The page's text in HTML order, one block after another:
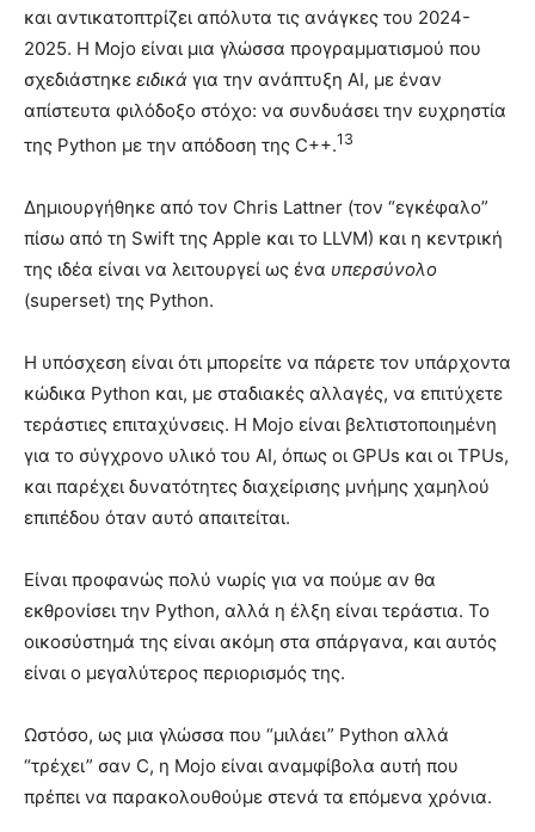
και αντικατοπτρίζει απόλυτα τις ανάγκες του 2024-
2025. Η Mojo είναι μια γλώσσα προγραμματισμού που
σχεδιάστηκε ειδικά για την ανάπτυξη AI, με έναν
απίστευτα φιλόδοξο στόχο: να συνδυάσει την ευχρηστία
της Python με την απόδοση της C++.13
Δημιουργήθηκε από τον Chris Lattner (τον “εγκέφαλο”
πίσω από τη Swift της Apple και το LLVM) και η κεντρική
της ιδέα είναι να λειτουργεί ως ένα υπερσύνολο
(superset) της Python.
Η υπόσχεση είναι ότι μπορείτε να πάρετε τον υπάρχοντα
κώδικα Python και, με σταδιακές αλλαγές, να επιτύχετε
τεράστιες επιταχύνσεις. Η Mojo είναι βελτιστοποιημένη
για το σύγχρονο υλικό του AI, όπως οι GPUs και οι TPUs,
και παρέχει δυνατότητες διαχείρισης μνήμης χαμηλού
επιπέδου όταν αυτό απαιτείται.
Είναι προφανώς πολύ νωρίς για να πούμε αν θα
εκθρονίσει την Python, αλλά η έλξη είναι τεράστια. Το
οικοσύστημά της είναι ακόμη στα σπάργανα, και αυτός
είναι ο μεγαλύτερος περιορισμός της.
Ωστόσο, ως μια γλώσσα που “μιλάει” Python αλλά
“τρέχει” σαν C, η Mojo είναι αναμφίβολα αυτή που
πρέπει να παρακολουθούμε στενά τα επόμενα χρόνια.